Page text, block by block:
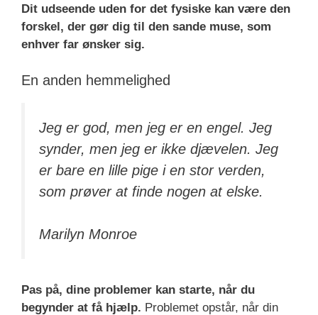
Dit udseende uden for det fysiske kan være den
forskel, der gør dig til den sande muse, som
enhver far ønsker sig.
En anden hemmelighed
Jeg er god, men jeg er en engel. Jeg
synder, men jeg er ikke djævelen. Jeg
er bare en lille pige i en stor verden,
som prøver at finde nogen at elske.
Marilyn Monroe
Pas på, dine problemer kan starte, når du
begynder at få hjælp. Problemet opstår, når din